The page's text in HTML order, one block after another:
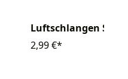
Luftschlangen
2,99 €*